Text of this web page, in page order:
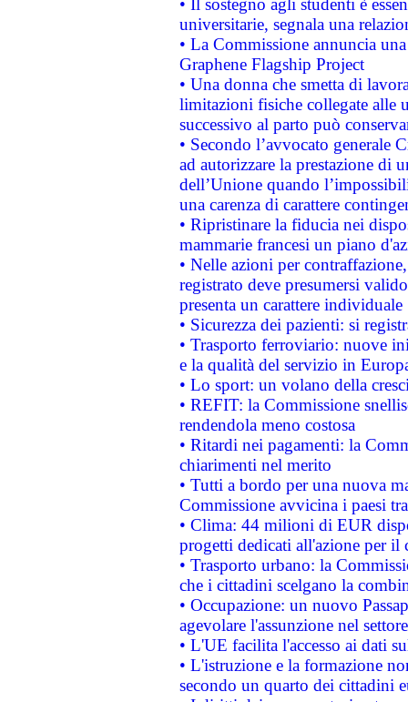
• Il sostegno agli studenti è
universitarie, segnala una
• La Commissione annuncia
Graphene Flagship Project
• Una donna che smetta di
limitazioni fisiche collegate alle
successivo al parto può
• Secondo l’avvocato
ad autorizzare la prestazione di
dell’Unione quando
una carenza di carattere
• Ripristinare la fiducia nei
mammarie francesi un piano
• Nelle azioni per
registrato deve presumersi
presenta un carattere individuale
• Sicurezza dei pazienti: si
• Trasporto ferroviario: nuove
e la qualità del servizio in
• Lo sport: un volano della
• REFIT: la Commissione
rendendola meno costosa
• Ritardi nei pagamenti: la
chiarimenti nel merito
• Tutti a bordo per una nuova
Commissione avvicina i paesi
• Clima: 44 milioni di EUR
progetti dedicati all'azione per il
• Trasporto urbano: la
che i cittadini scelgano la
• Occupazione: un nuovo
agevolare l'assunzione nel
• L'UE facilita l'accesso ai dati
• L'istruzione e la formazione
secondo un quarto dei cittadini